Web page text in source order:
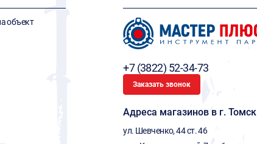
объект
+7 (3822) 52-34-73
Заказать звонок
Адреса магазинов в г. Томск
ул. Шевченко, 44 ст. 46